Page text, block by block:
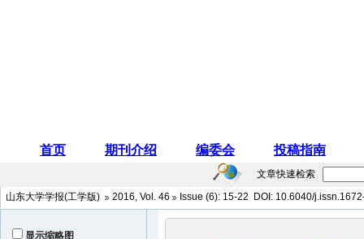
文章快速检索
山东大学学报(工学版)
2016, Vol. 46 Issue (6): 15-22 DOI: 10.6040/
显示缩略图